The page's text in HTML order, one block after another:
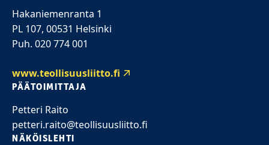
Hakaniemenranta 1
PL 107, 00531 Helsinki
Puh. 020 774 001
www.teollisuusliitto.fi
PÄÄTOIMITTAJA
Petteri Raito
petteri.raito@teollisuusliitto.fi
NÄKÖISLEHTI